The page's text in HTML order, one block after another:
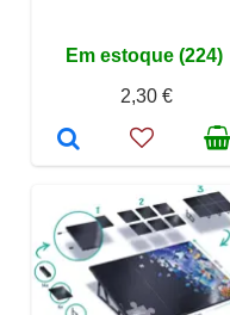
Em estoque (224)
2,30 €